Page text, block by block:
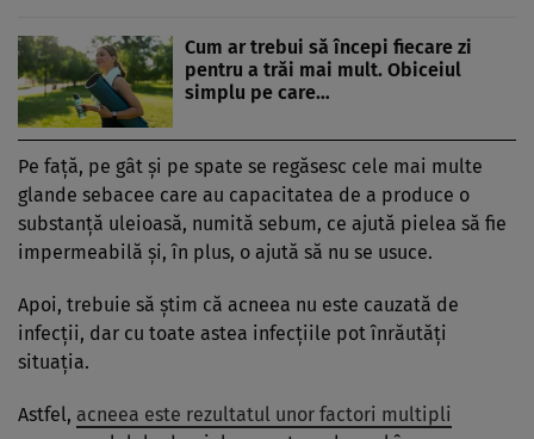
Cum ar trebui să începi fiecare zi
pentru a trăi mai mult. Obiceiul
simplu pe care…
Pe faţă, pe gât şi pe spate se regăsesc cele mai multe
glande sebacee care au capacitatea de a produce o
substanţă uleioasă, numită sebum, ce ajută pielea să fie
impermeabilă şi, în plus, o ajută să nu se usuce.
Apoi, trebuie să ştim că acneea nu este cauzată de
infecţii, dar cu toate astea infecţiile pot înrăutăţi
situaţia.
Astfel, acneea este rezultatul unor factori multipli